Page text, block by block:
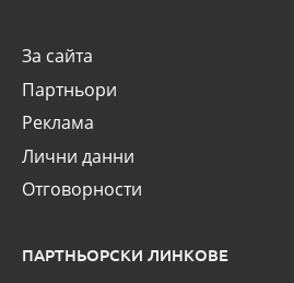
За сайта
Партньори
Реклама
Лични данни
Отговорности
ПАРТНЬОРСКИ ЛИНКОВЕ